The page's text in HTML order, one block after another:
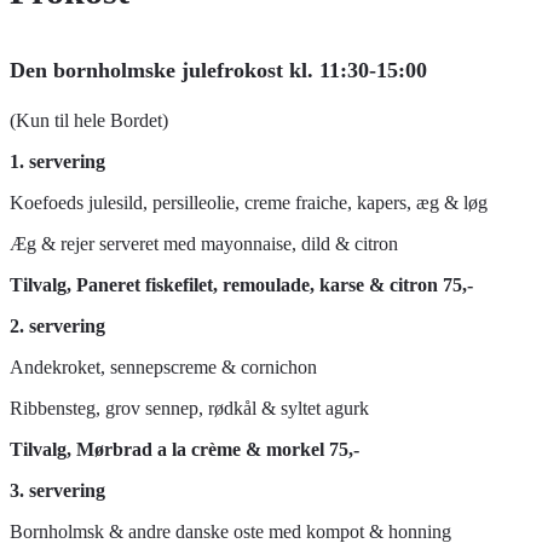
Den bornholmske julefrokost kl. 11:30-15:00
(Kun til hele Bordet)
1. servering
Koefoeds julesild, persilleolie, creme fraiche, kapers, æg & løg
Æg & rejer serveret med mayonnaise, dild & citron
Tilvalg, Paneret fiskefilet, remoulade, karse & citron 75,-
2. servering
Andekroket, sennepscreme & cornichon
Ribbensteg, grov sennep, rødkål & syltet agurk
Tilvalg, Mørbrad a la crème & morkel 75,-
3. servering
Bornholmsk & andre danske oste med kompot & honning